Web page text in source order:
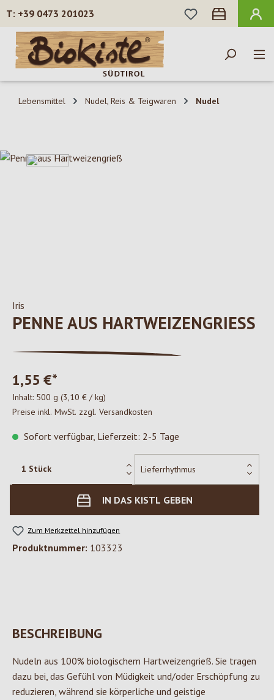
Zum Hauptinhalt springen
+39 0473 201023
DU HAST 0
Lebensmittel Nudel, Reis & Teigwaren Nudel
Bildergalerie überspringen
Iris
PENNE AUS HARTWEIZENGRIESS
1,55 €*
Inhalt: 500 g (3,10 € / kg)
Preise inkl. MwSt. zzgl. Versandkosten
Sofort verfügbar, Lieferzeit: 2-5 Tage
IN DAS KISTL GEBEN
Zum Merkzettel hinzufügen
Produktnummer: 103323
BESCHREIBUNG
Nudeln aus 100% biologischem Hartweizengrieß. Sie tragen
dazu bei, das Gefühl von Müdigkeit und/oder Erschöpfung zu
reduzieren, während sie körperliche und geistige